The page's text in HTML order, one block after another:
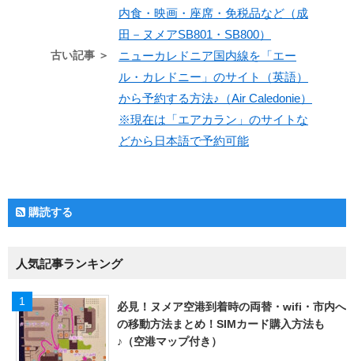
内食・映画・座席・免税品など（成
田－ヌメアSB801・SB800）
古い記事 ＞
ニューカレドニア国内線を「エー
ル・カレドニー」のサイト（英語）
から予約する方法♪（Air Caledonie）
※現在は「エアカラン」のサイトな
どから日本語で予約可能
購読する
人気記事ランキング
必見！ヌメア空港到着時の両替・wifi・市内へ
の移動方法まとめ！SIMカード購入方法も
♪（空港マップ付き）